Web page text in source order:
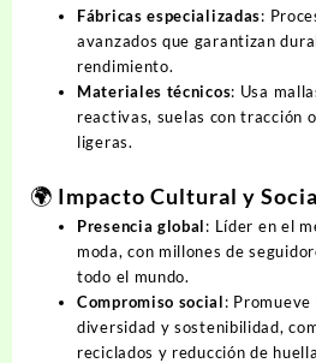
Fábricas especializadas:
avanzados que garantizan
rendimiento.
Materiales técnicos: Usa
reactivas, suelas con tracción
ligeras.
🌍 Impacto Cultural y
Presencia global: Líder en el
moda, con millones de
todo el mundo.
Compromiso social: Promueve
diversidad y sostenibilidad,
reciclados y reducción de